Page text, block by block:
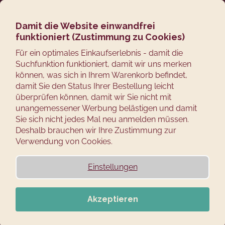
Damit die Website einwandfrei
funktioniert (Zustimmung zu Cookies)
Für ein optimales Einkaufserlebnis - damit die
Suchfunktion funktioniert, damit wir uns merken
können, was sich in Ihrem Warenkorb befindet,
damit Sie den Status Ihrer Bestellung leicht
überprüfen können, damit wir Sie nicht mit
unangemessener Werbung belästigen und damit
Sie sich nicht jedes Mal neu anmelden müssen.
Deshalb brauchen wir Ihre Zustimmung zur
Verwendung von Cookies.
Einstellungen
Akzeptieren
Zum
springenZurück
zum
W
a
u
c
h
e
n
S
?